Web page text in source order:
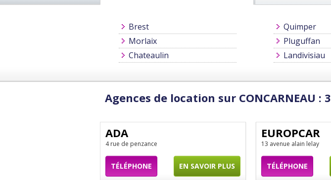
Brest Quimper
Morlaix
Pluguffan
Chateaulin
Landivisiau
Agences de location sur CONCARNEAU : 3
ADA
4 rue de penzance
TÉLÉPHONE EN SAVOIR PLUS
EUROPCAR
13 avenue alain lelay
TÉLÉPHONE